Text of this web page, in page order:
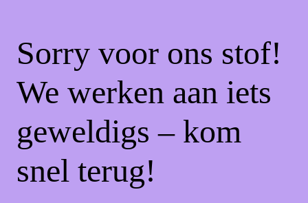
Sorry voor ons stof!
We werken aan iets
geweldigs – kom
snel terug!